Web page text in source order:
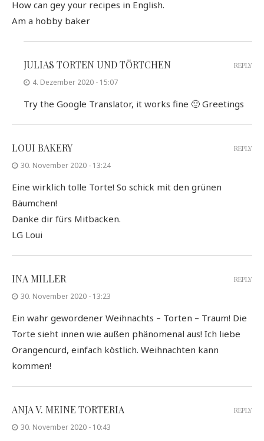
How can gey your recipes in English.
Am a hobby baker
JULIAS TORTEN UND TÖRTCHEN
4. Dezember 2020 - 15:07
Try the Google Translator, it works fine 🙂 Greetings
REPLY
LOUI BAKERY
30. November 2020 - 13:24
Eine wirklich tolle Torte! So schick mit den grünen
Bäumchen!
Danke dir fürs Mitbacken.
LG Loui
REPLY
INA MILLER
30. November 2020 - 13:23
Ein wahr gewordener Weihnachts – Torten – Traum! Die
Torte sieht innen wie außen phänomenal aus! Ich liebe
Orangencurd, einfach köstlich. Weihnachten kann
kommen!
REPLY
ANJA V. MEINE TORTERIA
30. November 2020 - 10:43
REPLY